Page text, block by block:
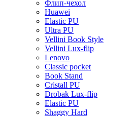
Флип-чехол
Huawei
Elastic PU
Ultra PU
Vellini Book Style
Vellini Lux-flip
Lenovo
Classic pocket
Book Stand
Cristall PU
Drobak Lux-flip
Elastic PU
Shaggy Hard